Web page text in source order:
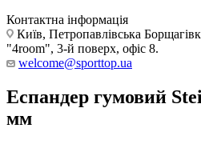
Контактна інформація
Київ, Петропавлівська
"4room", 3-й поверх, офіс 8.
welcome@sporttop.ua
Еспандер гумовий
мм